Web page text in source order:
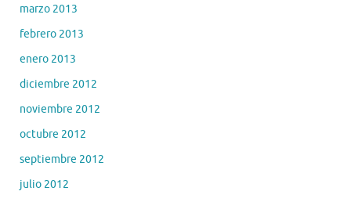
marzo 2013
febrero 2013
enero 2013
diciembre 2012
noviembre 2012
octubre 2012
septiembre 2012
julio 2012